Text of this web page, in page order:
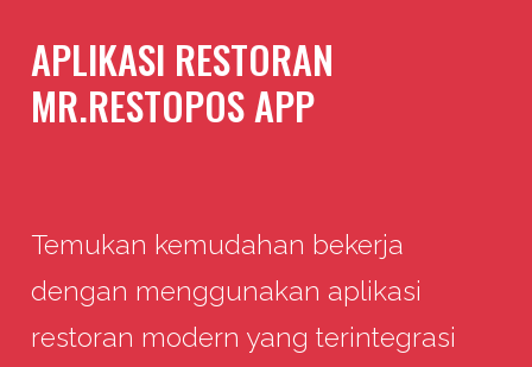
APLIKASI RESTORAN
MR.RESTOPOS APP
Temukan kemudahan bekerja
dengan menggunakan aplikasi
restoran modern yang terintegrasi